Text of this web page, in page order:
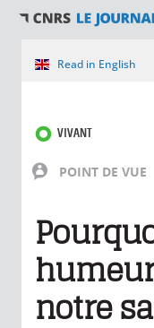
Vous êtes ici
Read in English
POINT DE VUE
VIVANT
notre